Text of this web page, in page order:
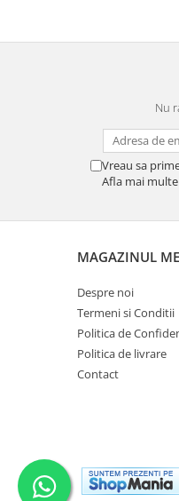
Nu
Vreau sa
Afla mai
MAGAZINUL
Despre noi
Termeni si Conditii
Politica de
Politica de livrare
Contact